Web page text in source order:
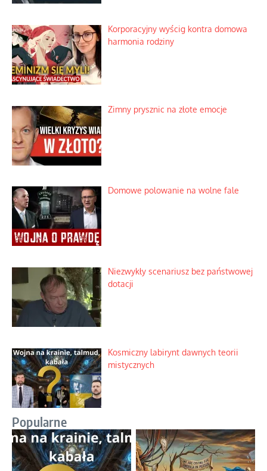
Korporacyjny wyścig kontra domowa
harmonia rodziny
Zimny prysznic na złote emocje
Domowe polowanie na wolne fale
Niezwykły scenariusz bez państwowej
dotacji
Kosmiczny labirynt dawnych teorii
mistycznych
Popularne